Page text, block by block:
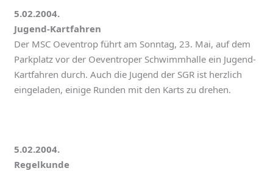
5.02.2004.
Jugend-Kartfahren
Der MSC Oeventrop führt am Sonntag, 23. Mai, auf dem
Parkplatz vor der Oeventroper Schwimmhalle ein Jugend-
Kartfahren durch. Auch die Jugend der SGR ist herzlich
eingeladen, einige Runden mit den Karts zu drehen.
5.02.2004.
Regelkunde